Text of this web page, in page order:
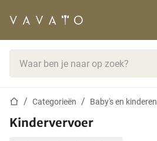
StartpaginaCategorieën Baby's en kinderen
Kindervervoer